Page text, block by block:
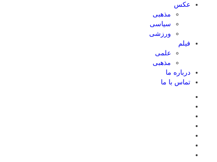
عکس
مذهبی
سیاسی
ورزشی
فیلم
علمی
مذهبی
درباره ما
تماس با ما